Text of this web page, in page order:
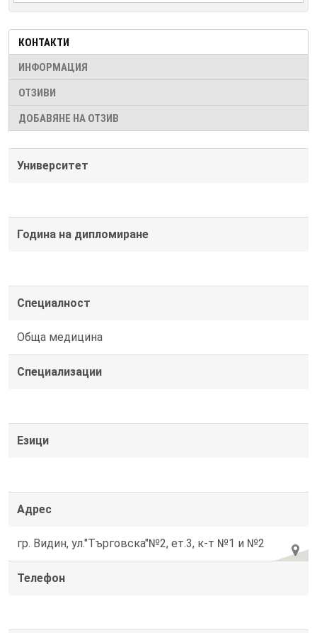
КОНТАКТИ
ИНФОРМАЦИЯ
ОТЗИВИ
ДОБАВЯНЕ НА ОТЗИВ
Университет
Година на дипломиране
Специалност
Обща медицина
Специализации
Езици
Адрес
гр. Видин, ул."Търговска"№2, ет.3, к-т №1 и №2
Телефон